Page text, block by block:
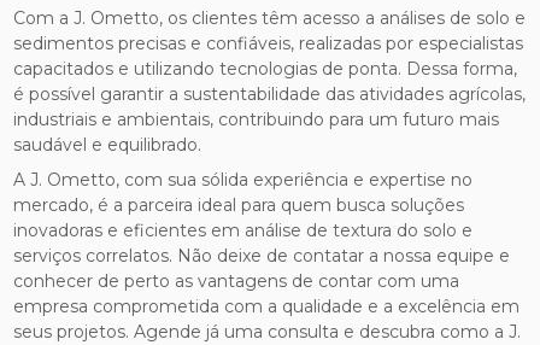
Com a J. Ometto, os clientes têm acesso a análises de solo e
sedimentos precisas e confiáveis, realizadas por especialistas
capacitados e utilizando tecnologias de ponta. Dessa forma,
é possível garantir a sustentabilidade das atividades agrícolas,
industriais e ambientais, contribuindo para um futuro mais
saudável e equilibrado.
A J. Ometto, com sua sólida experiência e expertise no
mercado, é a parceira ideal para quem busca soluções
inovadoras e eficientes em análise de textura do solo e
serviços correlatos. Não deixe de contatar a nossa equipe e
conhecer de perto as vantagens de contar com uma
empresa comprometida com a qualidade e a excelência em
seus projetos. Agende já uma consulta e descubra como a J.